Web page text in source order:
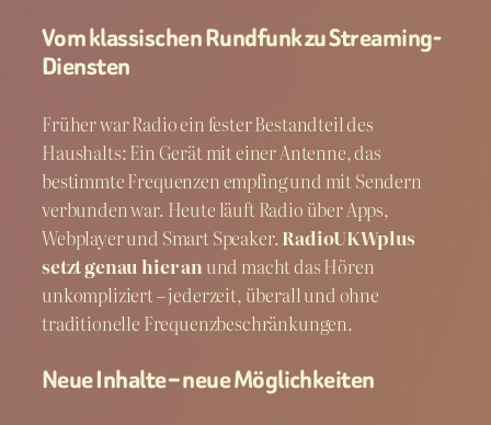
Vom klassischen Rundfunk zu Streaming-
Diensten
Früher war Radio ein fester Bestandteil des
Haushalts: Ein Gerät mit einer Antenne, das
bestimmte Frequenzen empfing und mit Sendern
verbunden war. Heute läuft Radio über Apps,
Webplayer und Smart Speaker.RadioUKWplus
setzt genau hier an und macht das Hören
unkompliziert – jederzeit, überall und ohne
traditionelle Frequenzbeschränkungen.
Neue Inhalte – neue Möglichkeiten